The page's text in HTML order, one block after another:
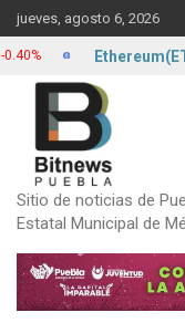
Skip
to
content
jueves, agosto 6, 2026
Sitio de noticias de
Estatal Municipal de
Ethereum(ETH)